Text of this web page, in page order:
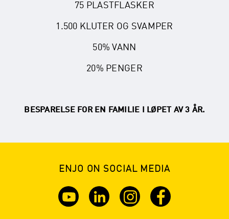
75 PLASTFLASKER
1.500 KLUTER OG SVAMPER
50% VANN
20% PENGER
BESPARELSE FOR EN FAMILIE I LØPET AV 3 ÅR.
ENJO ON SOCIAL MEDIA